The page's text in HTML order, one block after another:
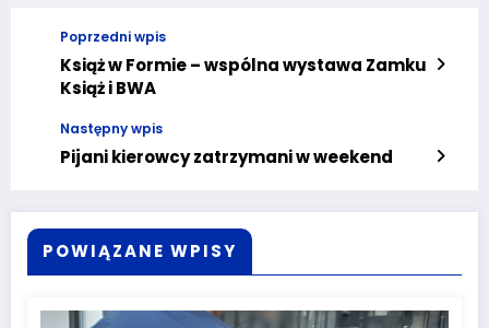
Poprzedni wpis
Książ w Formie – wspólna wystawa Zamku
Książ i BWA
Następny wpis
Pijani kierowcy zatrzymani w weekend
POWIĄZANE WPISY